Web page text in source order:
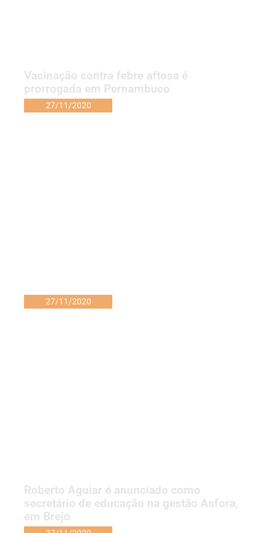
Vacinação contra febre aftosa é
prorrogada em Pernambuco
27/11/2020
27/11/2020
Roberto Aguiar é anunciado como
secretário de educação na gestão Asfora,
em Brejo